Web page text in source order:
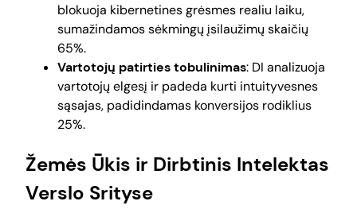
blokuoja kibernetines grėsmes realiu laiku,
sumažindamos sėkmingų įsilaužimų skaičių
65%.
Vartotojų patirties tobulinimas: DI analizuoja
vartotojų elgesį ir padeda kurti intuityvesnes
sąsajas, padidindamas konversijos rodiklius
25%.
Žemės Ūkis ir Dirbtinis Intelektas
Verslo Srityse